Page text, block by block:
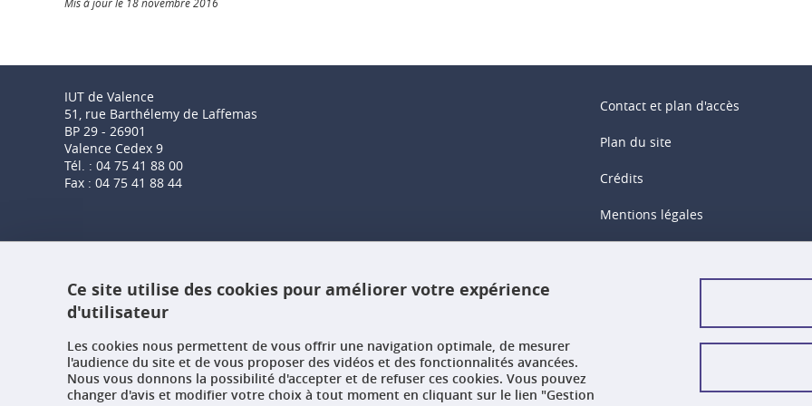
IUT de Valence
51, rue Barthélemy de Laffemas
BP 29 - 26901
Valence Cedex 9
Tél. : 04 75 41 88 00
Fax : 04 75 41 88 44
Contact et plan d'accès
Plan du site
Crédits
Mentions légales
Accessibilité : non conforme
Ce site utilise des cookies pour améliorer votre expérience
d'utilisateur
Les cookies nous permettent de vous offrir une navigation optimale, de mesurer
l'audience du site et de vous proposer des vidéos et des fonctionnalités avancées.
Nous vous donnons la possibilité d'accepter et de refuser ces cookies. Vous pouvez
changer d'avis et modifier votre choix à tout moment en cliquant sur le lien "Gestion